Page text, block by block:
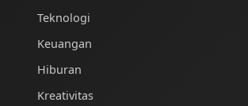
Teknologi
Keuangan
Hiburan
Kreativitas